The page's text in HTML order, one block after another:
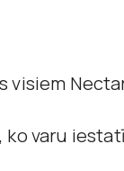
visiem
ko varu